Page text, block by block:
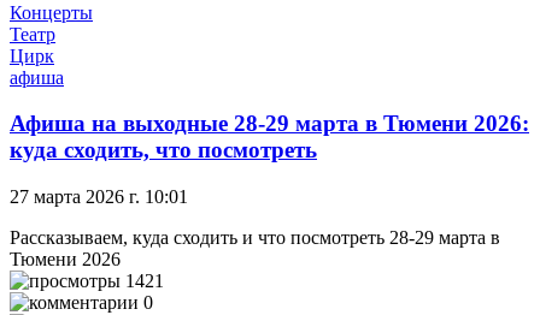
Концерты
Театр
Цирк
афиша
Афиша на выходные 28-29 марта в Тюмени 2026:
куда сходить, что посмотреть
27 марта 2026 г. 10:01
Рассказываем, куда сходить и что посмотреть 28-29 марта в
Тюмени 2026
1421
0